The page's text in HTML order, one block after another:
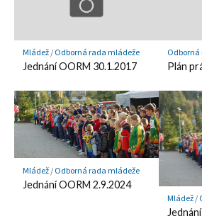
Mládež/ Odborná rada mládeže
Jednání OORM 30.1.2017 Plán
Mládež/ Odborná rada mládeže
Jednání OORM 2.9.2024
Mládež/